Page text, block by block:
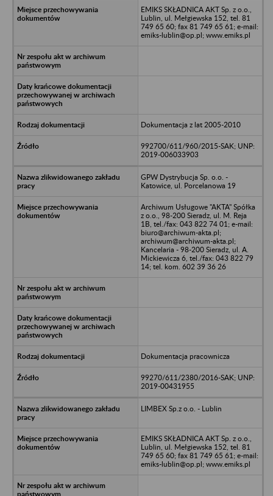
EMIKS SKŁADNICA AKT Sp. z o.o.,
Lublin, ul. Mełgiewska 152, tel. 81
749 65 60; fax 81 749 65 61; e-mail:
emiks-lublin@op.pl; www.emiks.pl
Dokumentacja z lat 2005-2010
992700/611/960/2015-SAK; UNP:
2019-006033903
GPW Dystrybucja Sp. o.o. -
Katowice, ul. Porcelanowa 19
Archiwum Usługowe "AKTA" Spółka
z o.o., 98-200 Sieradz, ul. M. Reja
1B, tel./fax: 043 822 74 01; e-mail:
biuro@archiwum-akta.pl;
archiwum@archiwum-akta.pl;
Kancelaria - 98-200 Sieradz, ul. A.
Mickiewicza 6, tel./fax: 043 822 79
14; tel. kom. 602 39 36 26
Dokumentacja pracownicza
99270/611/2380/2016-SAK; UNP:
2019-00431955
LIMBEX Sp.z o.o. - Lublin
EMIKS SKŁADNICA AKT Sp. z o.o.,
Lublin, ul. Mełgiewska 152, tel. 81
749 65 60; fax 81 749 65 61; e-mail:
emiks-lublin@op.pl; www.emiks.pl